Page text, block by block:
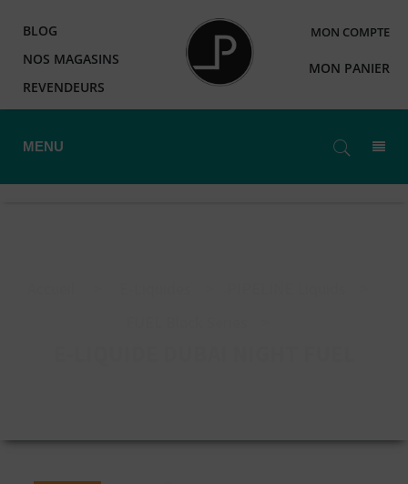
BLOG
NOS MAGASINS
REVENDEURS
MON COMPTE
MON PANIER
MENU